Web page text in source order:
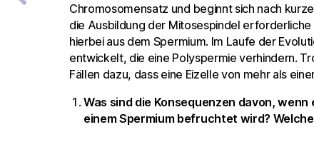
Chromosomensatz und beginnt sich nach
die Ausbildung der Mitosespindel
hierbei aus dem Spermium. Im Laufe der
entwickelt, die eine Polyspermie verhindern.
Fällen dazu, dass eine Eizelle von mehr als
Was sind die Konsequenzen davon,
einem Spermium befruchtet wird?